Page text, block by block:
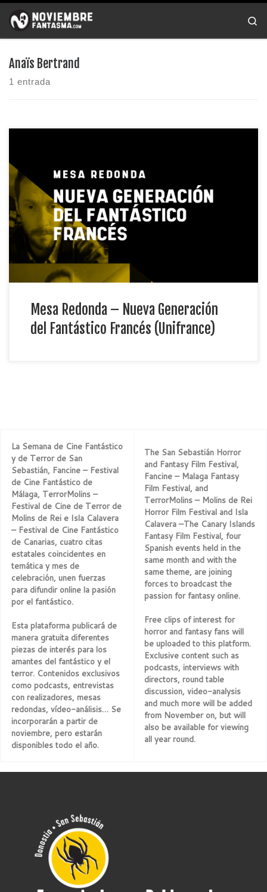
Saltar al contenido
Anaïs Bertrand
1 entrada
Mesa redonda con la nueva generación de directores del cine
[…]
Mesa Redonda – Nueva Generación
del Fantástico Francés (Unifrance)
La Semana de Cine Fantástico
y de Terror de San
Sebastián, Fancine – Festival
de Cine Fantástico de
Málaga, TerrorMolins –
Festival de Cine de Terror de
Molins de Rei e Isla Calavera
– Festival de Cine Fantástico
de Canarias, cuatro citas
estatales coincidentes en
temática y mes de
celebración, unen fuerzas
para difundir online la pasión
por el fantástico.
Esta plataforma publicará de
manera gratuita diferentes
piezas de interés para los
amantes del fantástico y el
terror. Contenidos exclusivos
como podcasts, entrevistas
con realizadores, mesas
redondas, vídeo-análisis… Se
incorporarán a partir de
noviembre, pero estarán
disponibles todo el año.
The San Sebastián Horror
and Fantasy Film Festival,
Fancine – Malaga Fantasy
Film Festival, and
TerrorMolins – Molins de Rei
Horror Film Festival and Isla
Calavera –The Canary Islands
Fantasy Film Festival, four
Spanish events held in the
same month and with the
same theme, are joining
forces to broadcast the
passion for fantasy online.
Free clips of interest for
horror and fantasy fans will
be uploaded to this platform.
Exclusive content such as
podcasts, interviews with
directors, round table
discussion, video-analysis
and much more will be added
from November on, but will
also be available for viewing
all year round.